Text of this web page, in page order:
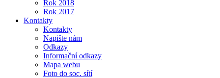
Rok 2018
Rok 2017
Kontakty
Kontakty
Napište nám
Odkazy
Informační odkazy
Mapa webu
Foto do soc. sítí